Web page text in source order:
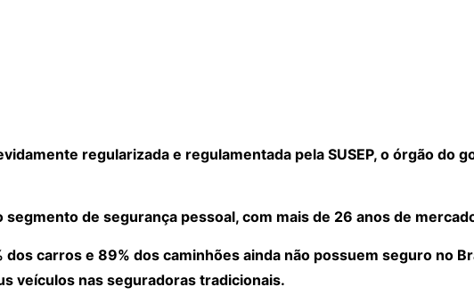
regularizada e regulamentada pela SUSEP, o órgão do
de segurança pessoal, com mais de 26 anos de
carros e 89% dos caminhões ainda não possuem seguro no
veículos nas seguradoras tradicionais.